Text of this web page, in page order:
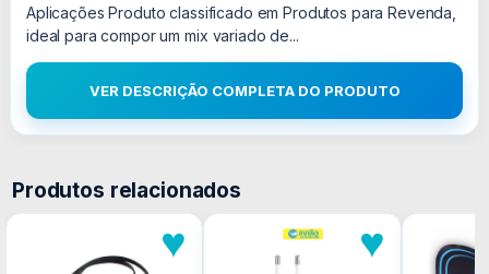
Aplicações Produto classificado em Produtos para Revenda,
ideal para compor um mix variado de...
VER DESCRIÇÃO COMPLETA DO PRODUTO
Produtos relacionados
♥ ♥